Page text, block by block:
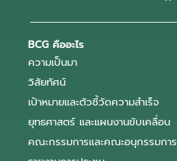
BCG คืออะไร
ความเป็นมา
วิสัยทัศน์
เป้าหมายและตัวชี้วัดความสำเร็จ
ยุทธศาสตร์ และแผนงานขับเคลื่อน
คณะกรรมการและคณะอนุกรรมการ